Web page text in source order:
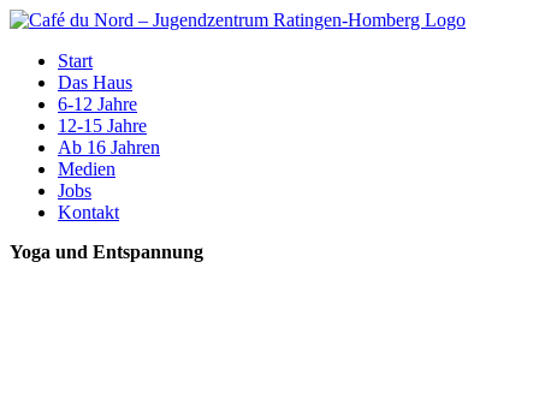
Zum
springenStart
Das Haus
6-12 Jahre
12-15 Jahre
Ab 16 Jahren
Medien
Jobs
Kontakt
Yoga und Entspannung